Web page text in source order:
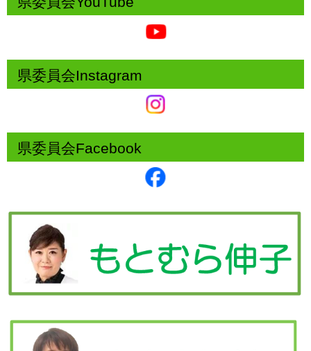
県委員会Instagram
県委員会Facebook